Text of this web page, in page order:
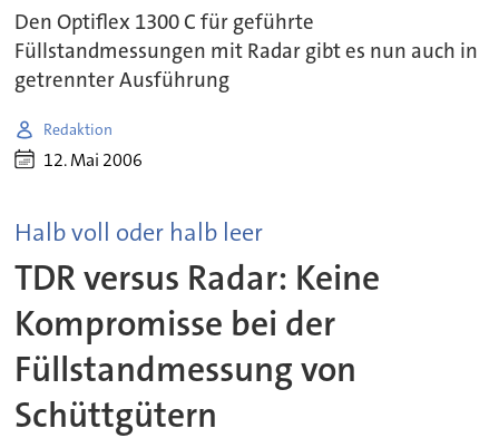
Den Optiflex 1300 C für geführte
Füllstandmessungen mit Radar gibt es nun auch in
getrennter Ausführung
Redaktion
12. Mai 2006
Halb voll oder halb leer
TDR versus Radar: Keine
Kompromisse bei der
Füllstandmessung von
Schüttgütern